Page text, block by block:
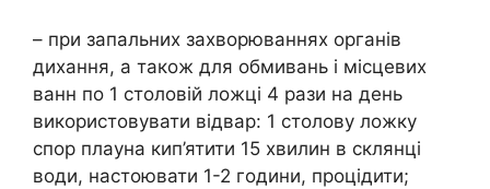
– при запальних захворюваннях органів
дихання, а також для обмивань і місцевих
ванн по 1 столовій ложці 4 рази на день
використовувати відвар: 1 столову ложку
спор плауна кип’ятити 15 хвилин в склянці
води, настоювати 1-2 години, процідити;